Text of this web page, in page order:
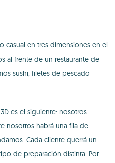
en tres dimensiones en el
al frente de un restaurante de
sushi, filetes de pescado
es el siguiente: nosotros
nosotros habrá una fila de
Cada cliente querrá un
de preparación distinta. Por